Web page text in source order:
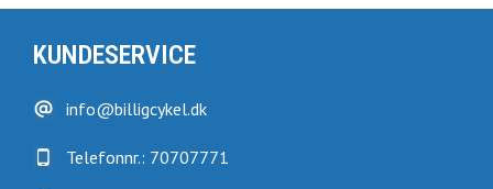
KUNDESERVICE
info@billigcykel.dk
Telefonnr.: 70707771